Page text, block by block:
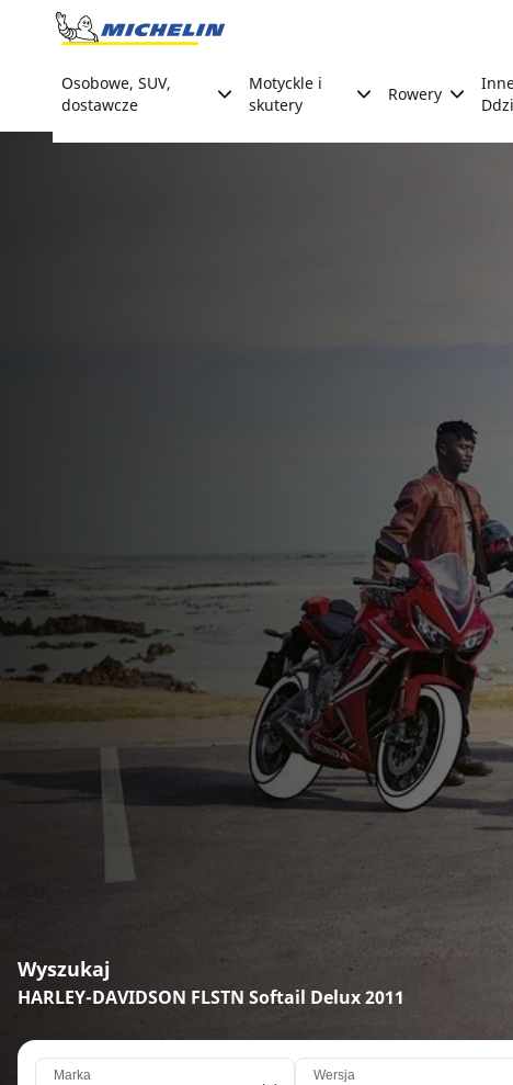
Go to page content
Osobowe, SUV,
dostawcze
Motyckle i
skutery
Rowery
Wyszukaj
HARLEY-DAVIDSON FLSTN Softail Delux 2011
Marka Wersja